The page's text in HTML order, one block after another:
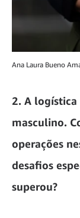
Ana Laura Bueno
2. A
masculino.
operações
desafios
superou?